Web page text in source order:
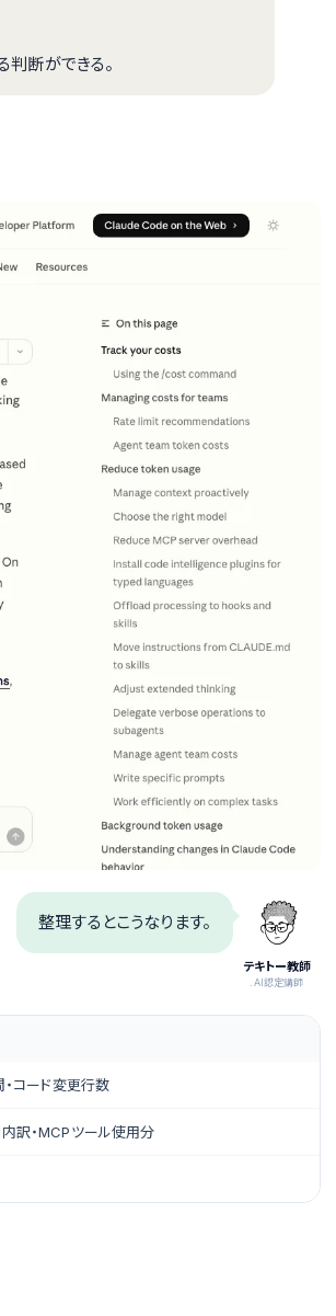
判断ができる。
テキトー教師
.AI認定講師
整理するとこうなります。
・コード変更行数
訳・MCPツール使用分